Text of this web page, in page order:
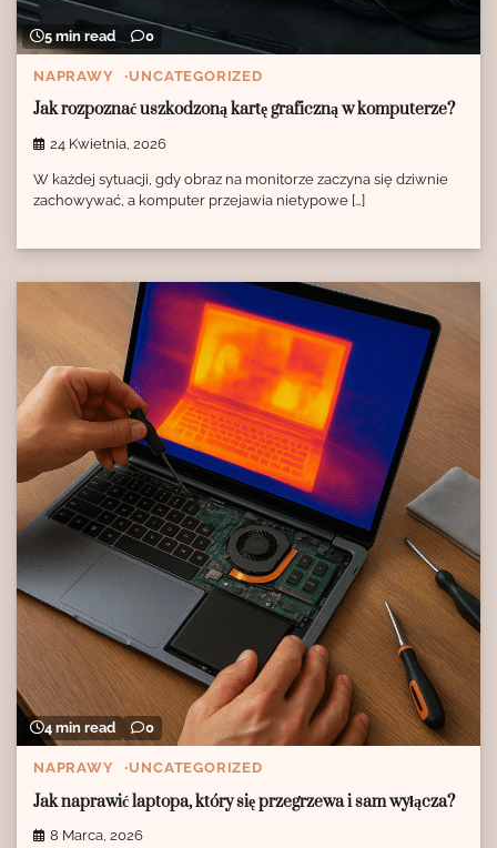
5 min read 0
NAPRAWY UNCATEGORIZED
Jak rozpoznać uszkodzoną kartę graficzną w komputerze?
24 Kwietnia, 2026
W każdej sytuacji, gdy obraz na monitorze zaczyna się dziwnie
zachowywać, a komputer przejawia nietypowe […]
4 min read 0
NAPRAWY UNCATEGORIZED
Jak naprawić laptopa, który się przegrzewa i sam wyłącza?
8 Marca, 2026